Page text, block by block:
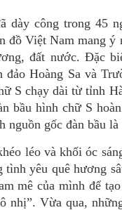
dày công trong 45
đồ Việt Nam mang ý
đất nước. Đặc
đảo Hoàng Sa và
S chạy dài từ tỉnh
bầu hình chữ S
nguồn gốc đàn bầu
léo và khối óc
tình yêu quê hương
mê của mình để
nhị”. Vừa qua,